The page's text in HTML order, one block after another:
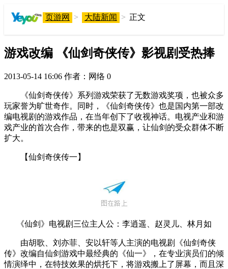
页游网 > 大陆新闻 > 正文
游戏改编 《仙剑奇侠传》影视剧受热捧
2013-05-14 16:06 作者：网络 0
《仙剑奇侠传》系列游戏荣获了无数游戏奖项，也被众多
玩家誉为旷世奇作。同时，《仙剑奇侠传》也是国内第一部改
编电视剧的游戏作品，在当年创下了收视神话。电视产业和游
戏产业的首次合作，带来的也是双赢，让仙剑的受众群体不断
扩大。
【仙剑奇侠传一】
《仙剑》电视剧三位主人公：李逍遥、赵灵儿、林月如
由胡歌、刘亦菲、安以轩等人主演的电视剧《仙剑奇侠
传》改编自仙剑游戏中最经典的《仙一》，在专业演员们的倾
情演绎中，在特技效果的烘托下，将游戏搬上了屏幕，而且深